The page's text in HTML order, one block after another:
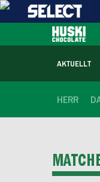
AKTUELLT
HERR